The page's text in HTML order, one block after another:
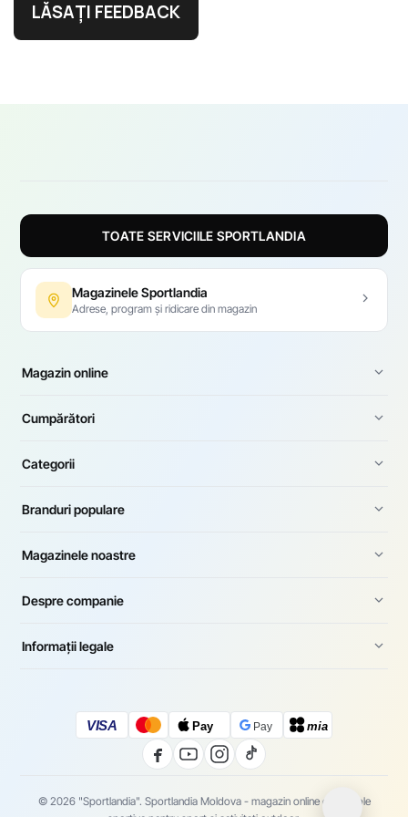
LĂSAȚI FEEDBACK
TOATE SERVICIILE SPORTLANDIA
Magazinele Sportlandia
Adrese, program și ridicare din magazin
Magazin online
Cumpărători
Categorii
Branduri populare
Magazinele noastre
Despre companie
Informații legale
VISA Pay Pay mia
© 2026 "Sportlandia". Sportlandia Moldova - magazin online de articole